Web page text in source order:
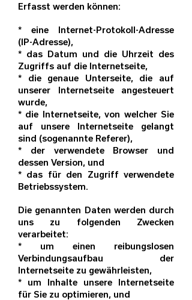
Erfasst werden können:
* eine Internet-Protokoll-Adresse
(IP-Adresse),
* das Datum und die Uhrzeit des
Zugriffs auf die Internetseite,
* die genaue Unterseite, die auf
unserer Internetseite angesteuert
wurde,
* die Internetseite, von welcher Sie
auf unsere Internetseite gelangt
sind (sogenannte Referer),
* der verwendete Browser und
dessen Version, und
* das für den Zugriff verwendete
Betriebssystem.
Die genannten Daten werden durch
uns zu folgenden Zwecken
verarbeitet:
* um einen reibungslosen
Verbindungsaufbau der
Internetseite zu gewährleisten,
* um Inhalte unsere Internetseite
für Sie zu optimieren, und